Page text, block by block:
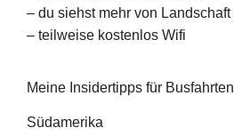
– du siehst mehr von
– teilweise kostenlos Wifi
Meine Insidertipps für
Südamerika